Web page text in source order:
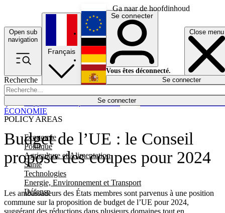
Ga naar de hoofdinhoud
Open sub
navigation
Close menu
Recherche
Se connecter
POLICY AREAS
Economie
Politique
Agriculture et Alimentation
Santé
Technologies
Energie, Environnement et Transport
Défense
Économie
Français
English
Deutsch
Español
Se connecter
Vous êtes déconnecté.
Se connecter
Budget de l’UE : le Conseil
propose des coupes pour 2024
Les ambassadeurs des États membres sont parvenus à une position
commune sur la proposition de budget de l’UE pour 2024,
ÉCONOMIE